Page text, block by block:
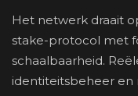
Het netwerk draait
stake-protocol met
schaalbaarheid.
identiteitsbeheer en